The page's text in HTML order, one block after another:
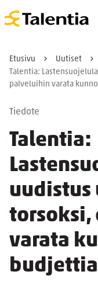
Etusivu
Uutiset
Talentia:
palveluihin varata
Tiedote
Talentia:
uudistus
torsoksi,
varata
budjettia